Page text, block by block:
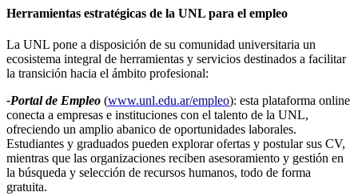
Herramientas estratégicas de la UNL para el empleo
La UNL pone a disposición de su comunidad universitaria un
ecosistema integral de herramientas y servicios destinados a facilitar
la transición hacia el ámbito profesional:
-Portal de Empleo (www.unl.edu.ar/empleo): esta plataforma online
conecta a empresas e instituciones con el talento de la UNL,
ofreciendo un amplio abanico de oportunidades laborales.
Estudiantes y graduados pueden explorar ofertas y postular sus CV,
mientras que las organizaciones reciben asesoramiento y gestión en
la búsqueda y selección de recursos humanos, todo de forma
gratuita.